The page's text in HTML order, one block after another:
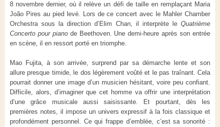
8 novembre dernier, où il relève un défi de taille en remplaçant Maria
João Pires au pied levé. Lors de ce concert avec le Mahler Chamber
Orchestra sous la direction d’Elim Chan, il interprète le Quatrième
Concerto pour pianode Beethoven. Une demi-heure après son entrée
en scène, il en ressort porté en triomphe.
Mao Fujita, à son arrivée, surprend par sa démarche lente et son
allure presque timide, le dos légèrement voûté et le pas traînant. Cela
pourrait donner une image d’un musicien hésitant, voire peu confiant.
Difficile, alors, d’imaginer que cet homme va offrir une interprétation
d’une grâce musicale aussi saisissante. Et pourtant, dès les
premières notes, il impose un univers expressif à la fois classique et
profondément personnel. Ce qui frappe d’emblée, c’est sa sonorité :